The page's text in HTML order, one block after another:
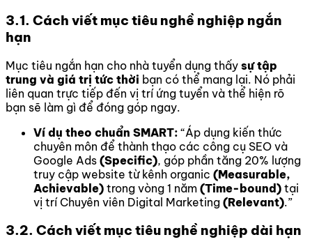
3.1. Cách viết mục tiêu nghề nghiệp ngắn
hạn
Mục tiêu ngắn hạn cho nhà tuyển dụng thấy sự tập
trung và giá trị tức thời bạn có thể mang lại. Nó phải
liên quan trực tiếp đến vị trí ứng tuyển và thể hiện rõ
bạn sẽ làm gì để đóng góp ngay.
Ví dụ theo chuẩn SMART:“Áp dụng kiến thức
chuyên môn để thành thạo các công cụ SEO và
Google Ads (Specific), góp phần tăng 20% lượng
truy cập website từ kênh organic (Measurable,
Achievable) trong vòng 1 năm (Time-bound) tại
vị trí Chuyên viên Digital Marketing (Relevant).”
3.2. Cách viết mục tiêu nghề nghiệp dài hạn